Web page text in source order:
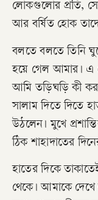
লোকগুলোর প্রতি,
আর বর্ষিত হোক
বলতে বলতে তিনি
হয়ে গেল আমার। এ
আমি তড়িঘড়ি কী
সালাম দিতে দিতে
উঠলেন। মুখে
ঠিক শাহাদাতের
হাতের দিকে
থেকে। আমাকে